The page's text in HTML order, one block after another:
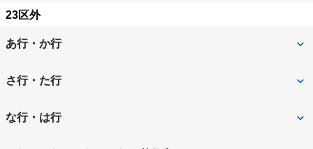
墨田区
台東区
千代田区
文京区
港区
23区外
あ行・か行
昭島市
稲城市
さ行・た行
立川市
な行・は行